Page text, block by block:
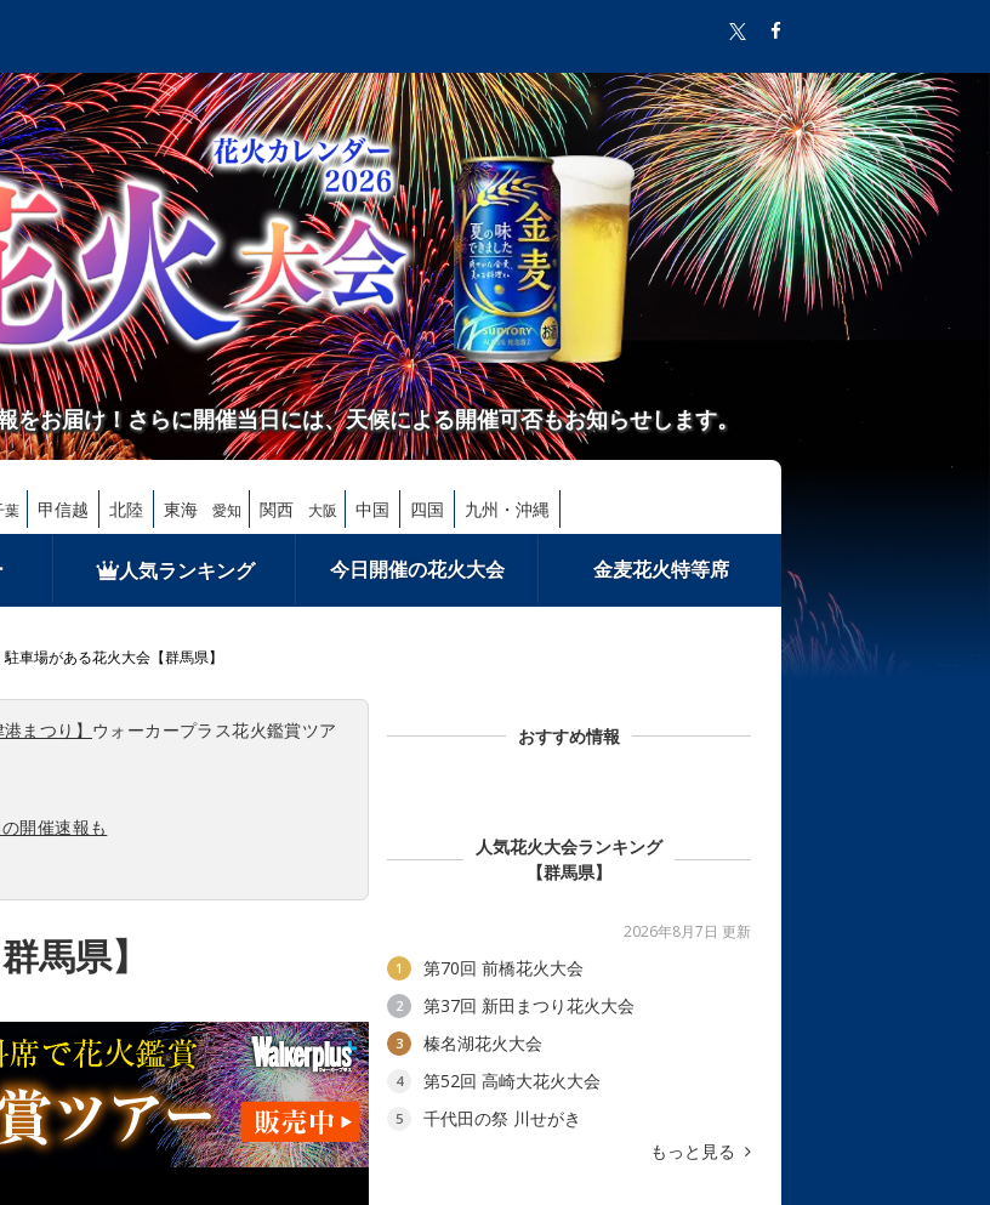
お届け！さらに開催当日には、天候による開催可否もお知らせします。
葉 甲信越 北陸 東海 愛知 関西 大阪 中国 四国 九州・沖縄
人気ランキング 今日開催の花火大会 金麦花火特等席
駐車場がある花火大会【群馬県】
港まつり】 ウォーカープラス花火鑑賞ツア
開催速報も
馬県】
おすすめ情報
人気花火大会ランキング
【群馬県】
2026年8月7日 更新
1 第70回 前橋花火大会
2 第37回 新田まつり花火大会
3 榛名湖花火大会
4 第52回 高崎大花火大会
5
千代田の祭 川せがき
もっと見る